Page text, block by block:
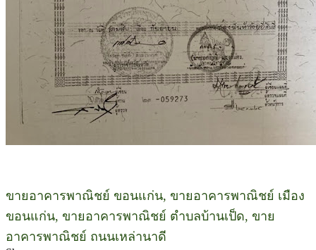
ขายอาคารพาณิชย์ ขอนแก่น, ขายอาคารพาณิชย์ เมือง
ขอนแก่น, ขายอาคารพาณิชย์ ตำบลบ้านเป็ด, ขาย
อาคารพาณิชย์ ถนนเหล่านาดี